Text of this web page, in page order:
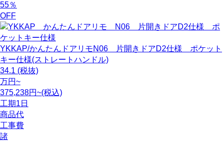
55％
OFF
YKKAP/かんたんドアリモN06 片開きドアD2仕様 ポケット
キー仕様(ストレートハンドル)
34.1 (税抜)
万円~
375,238円~(税込)
工期1日
商品代
工事費
諸